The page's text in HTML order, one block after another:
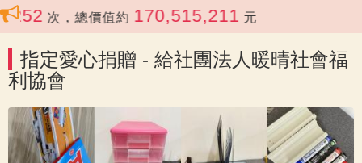
次，總價值約 170,515,211 元
指定愛心捐贈 - 給社團法人暖晴社會福
利協會